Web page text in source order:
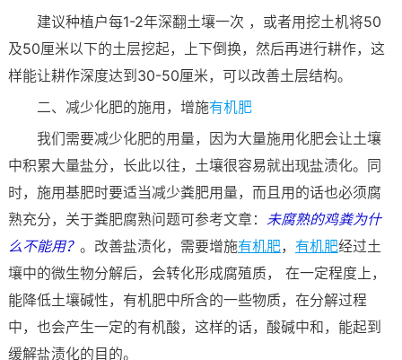
建议种植户每1-2年深翻土壤一次 ，或者用挖土机将50
及50厘米以下的土层挖起，上下倒换，然后再进行耕作，这
样能让耕作深度达到30-50厘米，可以改善土层结构。
二、减少化肥的施用，增施有机肥
我们需要减少化肥的用量，因为大量施用化肥会让土壤
中积累大量盐分，长此以往，土壤很容易就出现盐渍化。同
时，施用基肥时要适当减少粪肥用量，而且用的话也必须腐
熟充分，关于粪肥腐熟问题可参考文章：
未腐熟的鸡粪为什
么不能用？ 。改善盐渍化，需要增施有机肥， 有机肥经过土
壤中的微生物分解后，会转化形成腐殖质， 在一定程度上，
能降低土壤碱性，有机肥中所含的一些物质，在分解过程
中，也会产生一定的有机酸，这样的话，酸碱中和，能起到
缓解盐渍化的目的。